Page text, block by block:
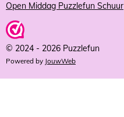
Open Middag Puzzlefun Schuur
© 2024 - 2026 Puzzlefun
Powered by JouwWeb